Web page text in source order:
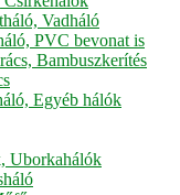
Vadháló
PVC bevonat is
Bambuszkerítés
Egyéb hálók
Uborkahálók